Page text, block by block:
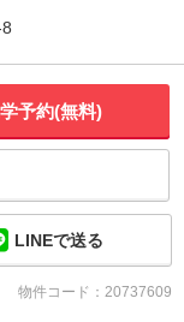
予約(無料)
LINEで送る
物件コード：20737609